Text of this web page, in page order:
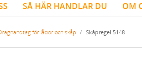
SÅ HÄR HANDLAR DU OM
för lådor och skåp / Skåpregel 5148